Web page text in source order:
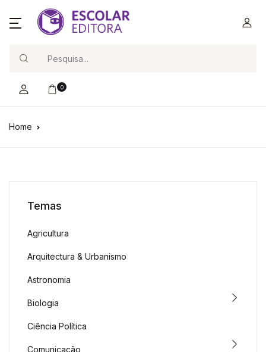
0
Home
Temas
Agricultura
Arquitectura & Urbanismo
Astronomia
Biologia
Ciência Política
Comunicação